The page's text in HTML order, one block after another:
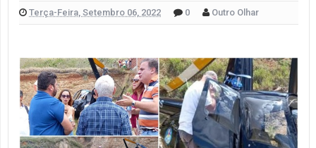
Terça-Feira, Setembro 06, 2022 0 Outro Olhar